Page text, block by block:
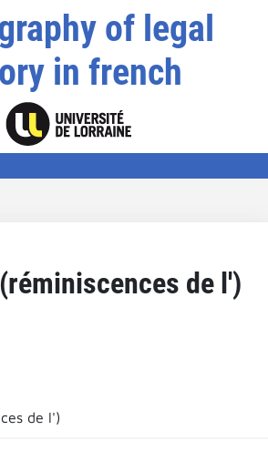
of legal
in french
de l')
de l')